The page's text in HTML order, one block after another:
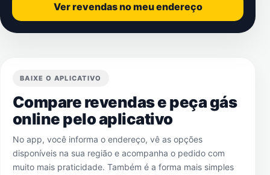
Ver revendas no meu endereço
BAIXE O APLICATIVO
Compare revendas e peça gás
online pelo aplicativo
No app, você informa o endereço, vê as opções
disponíveis na sua região e acompanha o pedido com
muito mais praticidade. Também é a forma mais simples